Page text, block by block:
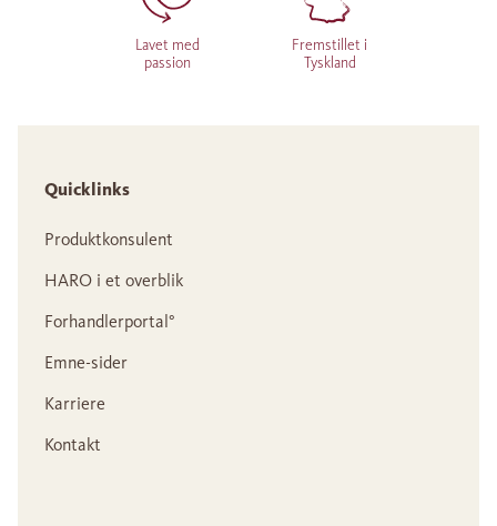
Lavet med
passion
Fremstillet i
Tyskland
Quicklinks
Produktkonsulent
HARO i et overblik
Forhandlerportal°
Emne-sider
Karriere
Kontakt